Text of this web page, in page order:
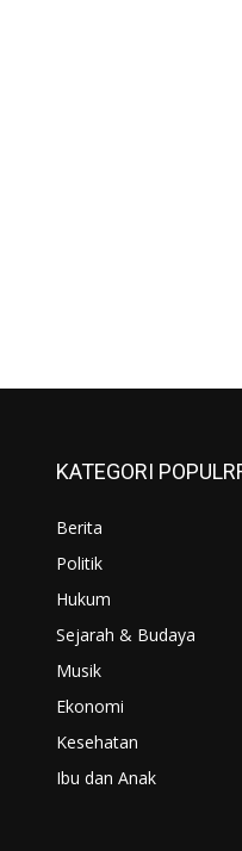
KATEGORI
Berita
Politik
Hukum
Sejarah & Budaya
Musik
Ekonomi
Kesehatan
Ibu dan Anak